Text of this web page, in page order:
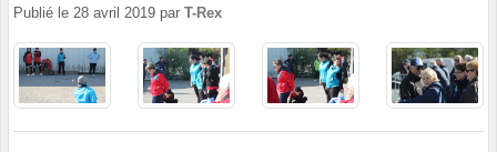
Publié le 28 avril 2019 par T-Rex